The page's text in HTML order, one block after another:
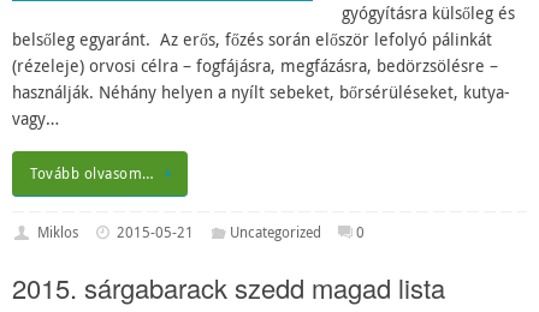
gyógyításra külsőleg és
belsőleg egyaránt. Az erős, főzés során először lefolyó pálinkát
(rézeleje) orvosi célra – fogfájásra, megfázásra, bedörzsölésre –
használják. Néhány helyen a nyílt sebeket, bőrsérüléseket, kutya-
vagy…
Tovább olvasom…
Miklos 2015-05-21 Uncategorized 0
2015. sárgabarack szedd magad lista